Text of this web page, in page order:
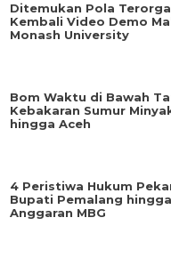
Ditemukan Pola
Kembali Video Demo
Monash University
Bom Waktu di Bawah
Kebakaran Sumur
hingga Aceh
4 Peristiwa Hukum
Bupati Pemalang
Anggaran MBG